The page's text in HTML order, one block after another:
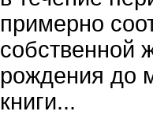
примерно
собственной
рождения до
книги...